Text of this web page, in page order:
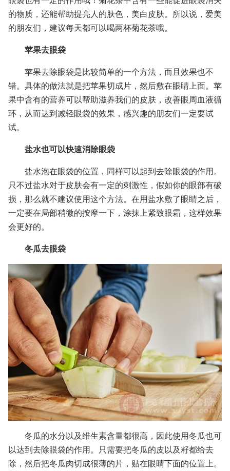
的物质，还能帮助提亮人的肤色，美白皮肤。所以说，爱美
的朋友们，建议每天都可以喝两杯菊花茶哦。
苹果去眼袋
苹果去除眼袋是比较简单的一个方法，而且效果也不
错。具体的做法就是把苹果切成片，然后敷在眼睛上面。苹
果中含有的营养可以帮助滋养我们的皮肤，改善眼周血液循
环，从而达到减轻眼袋的效果，感兴趣的朋友们一定要试
试。
盐水也可以快速消除眼袋
盐水泡在眼袋的位置，同样可以起到去除眼袋的作用。
只不过盐水对于皮肤会有一定的刺激性，假如你的眼部有破
损，那么就不建议使用这个方法。在用盐水敷了眼睛之后，
一定要在局部稍微的按摩一下，涂抹上紧致眼霜，这样效果
会更好的。
冬瓜去眼袋
冬瓜的水分以及维生素含量都很高，因此使用冬瓜也可
以达到去除眼袋的作用。只需要把冬瓜的皮以及籽都给去
除，然后把冬瓜肉切成很薄的片，贴在眼睛下面的位置上。